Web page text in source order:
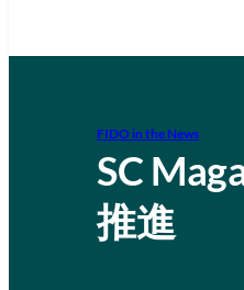
FIDO in the News
SC
推進